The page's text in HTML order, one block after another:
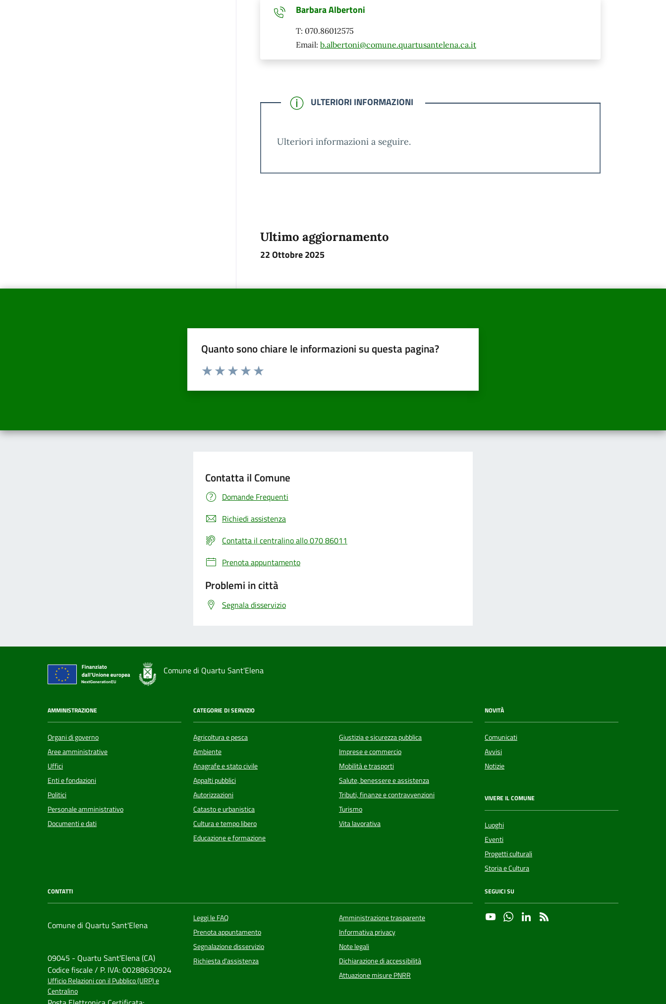
Barbara Albertoni
T: 070.86012575
Email: b.albertoni@comune.quartusantelena.ca.it
CONFERMATO
ULTERIORI INFORMAZIONI
Ulteriori informazioni a seguire.
Ultimo aggiornamento
22 Ottobre 2025
Quanto sono chiare le informazioni su questa pagina?
Valuta da 1 a 5 stelle la pagina
Contatta il Comune
Domande Frequenti
Richiedi assistenza
Contatta il centralino allo 070 86011
Prenota appuntamento
Problemi in città
Segnala disservizio
Comune di Quartu Sant'Elena
AMMINISTRAZIONE
Organi di governo
Aree amministrative
Uffici
Enti e fondazioni
Politici
Personale amministrativo
Documenti e dati
CATEGORIE DI SERVIZIO
Agricoltura e pesca
Ambiente
Anagrafe e stato civile
Appalti pubblici
Autorizzazioni
Catasto e urbanistica
Cultura e tempo libero
Educazione e formazione
Giustizia e sicurezza pubblica
Imprese e commercio
Mobilità e trasporti
Salute, benessere e assistenza
Tributi, finanze e contravvenzioni
Turismo
Vita lavorativa
NOVITÀ
Comunicati
Avvisi
Notizie
VIVERE IL COMUNE
Luoghi
Eventi
Progetti culturali
Storia e Cultura
CONTATTI
Comune di Quartu Sant'Elena
09045 - Quartu Sant'Elena (CA)
Codice fiscale / P. IVA: 00288630924
Ufficio Relazioni con il Pubblico (URP) e
Centralino
Leggi le FAQ
Prenota appuntamento
Segnalazione disservizio
Richiesta d'assistenza
Amministrazione trasparente
Informativa privacy
Note legali
Dichiarazione di accessibilità
Attuazione misure PNRR
SEGUICI SU
YouTube WhatsappLinkedin